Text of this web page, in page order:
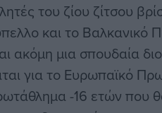
του ζίου ζίτσου
και το
ακόμη μια σπουδαία
για το Ευρωπαϊκό
-16 ετών που